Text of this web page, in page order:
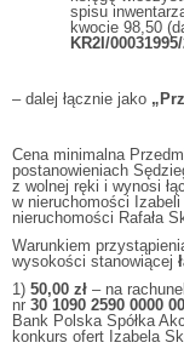
spisu
kwocie 98,50
KR2I/
– dalej łącznie jako
Cena minimalna
postanowieniach
z wolnej ręki i wynosi
w nieruchomości
nieruchomości Rafała
Warunkiem
wysokości stanowiącej
1) 50,00 zł – na
nr 30 1090 2590 0000
Bank Polska Spółka
konkurs ofert Izabela